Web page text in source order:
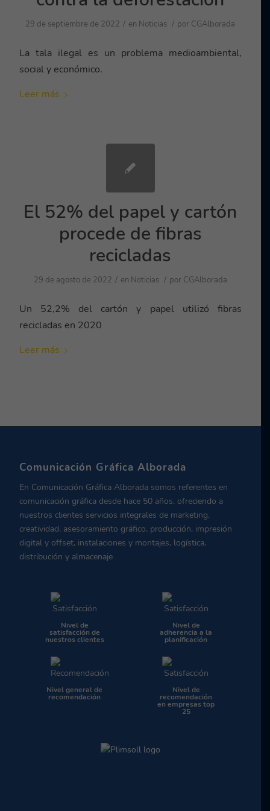
29 de septiembre de 2022 / en Noticias / por CGAlborada
La tala ilegal es un problema medioambiental,
social y económico.
Leer más
El 52% del papel y cartón
procede de fibras
recicladas
29 de agosto de 2022 / en Noticias / por CGAlborada
Un 52,2% del cartón y papel utilizó fibras
recicladas en 2020
Leer más
Comunicación Gráfica Alborada
En Comunicación Gráfica Alborada somos referentes en
comunicación gráfica desde hace 50 años, ofreciendo a
nuestros clientes servicios integrales de marketing,
creatividad, asesoramiento gráfico, producción, impresión
digital y offset, instalaciones y montajes, logística,
distribución y almacenaje
Nivel de
satisfacción de
nuestros clientes
Nivel de
adherencia a la
planificación
Nivel general de
recomendación
Nivel de
recomendación
en empresas top
25